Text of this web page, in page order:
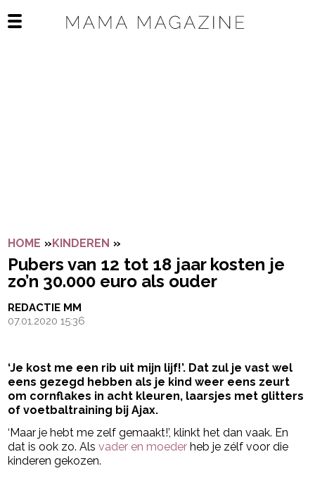
Open het mobiele menu
HOME »KINDEREN »
Pubers van 12 tot 18 jaar kosten je
zo’n 30.000 euro als ouder
REDACTIE MM
07.01.2020 15:36
‘Je kost me een rib uit mijn lijf!’. Dat zul je vast wel
eens gezegd hebben als je kind weer eens zeurt
om cornflakes in acht kleuren, laarsjes met glitters
of voetbaltraining bij Ajax.
‘Maar je hebt me zelf gemaakt!’, klinkt het dan vaak. En
dat is ook zo. Alsvader en moeder heb je zélf voor die
kinderen gekozen.